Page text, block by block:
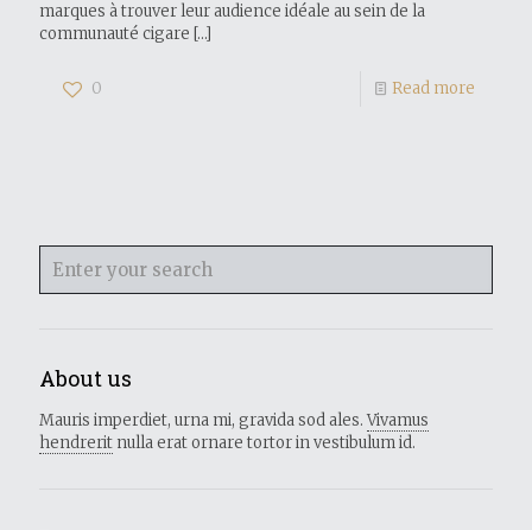
marques à trouver leur audience idéale au sein de la
communauté cigare […]
0 Read more
About us
Mauris imperdiet, urna mi, gravida sod ales.Vivamus
hendrerit nulla erat ornare tortor in vestibulum id.